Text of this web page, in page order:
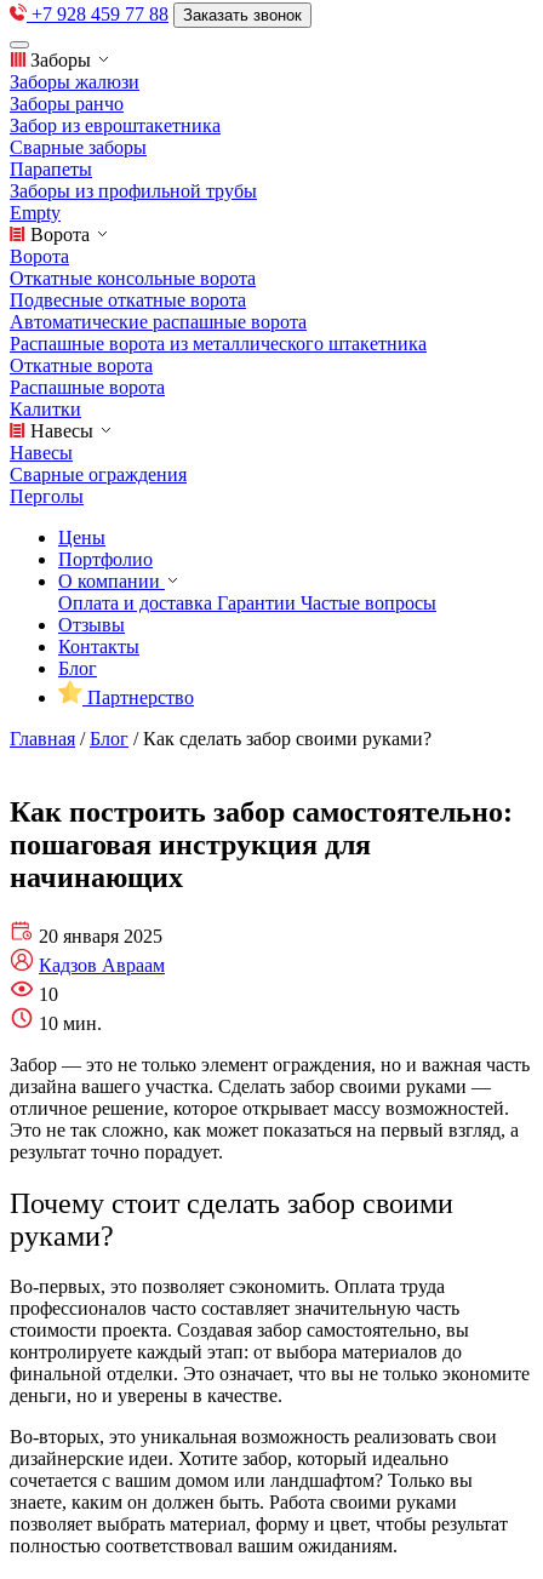
+7 928 459 77 88 Заказать звонок
Заборы
Заборы жалюзи
Заборы ранчо
Забор из евроштакетника
Сварные заборы
Парапеты
Заборы из профильной трубы
Empty
Ворота
Ворота
Откатные консольные ворота
Подвесные откатные ворота
Автоматические распашные ворота
Распашные ворота из металлического штакетника
Откатные ворота
Распашные ворота
Калитки
Навесы
Навесы
Сварные ограждения
Перголы
Цены
Портфолио
О компании
Оплата и доставка Гарантии Частые вопросы
Отзывы
Контакты
Блог
Партнерство
Главная /Блог /Как сделать забор своими руками?
Как построить забор самостоятельно:
пошаговая инструкция для
начинающих
20 января 2025
Кадзов Авраам
10
10 мин.
Забор — это не только элемент ограждения, но и важная часть
дизайна вашего участка. Сделать забор своими руками —
отличное решение, которое открывает массу возможностей.
Это не так сложно, как может показаться на первый взгляд, а
результат точно порадует.
Почему стоит сделать забор своими
руками?
Во-первых, это позволяет сэкономить. Оплата труда
профессионалов часто составляет значительную часть
стоимости проекта. Создавая забор самостоятельно, вы
контролируете каждый этап: от выбора материалов до
финальной отделки. Это означает, что вы не только экономите
деньги, но и уверены в качестве.
Во-вторых, это уникальная возможность реализовать свои
дизайнерские идеи. Хотите забор, который идеально
сочетается с вашим домом или ландшафтом? Только вы
знаете, каким он должен быть. Работа своими руками
позволяет выбрать материал, форму и цвет, чтобы результат
полностью соответствовал вашим ожиданиям.